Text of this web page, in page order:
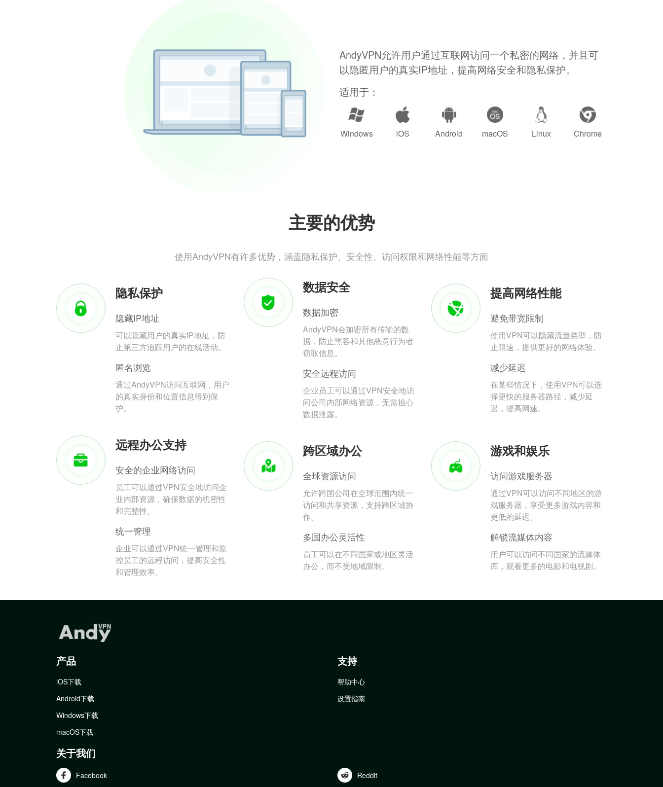
AndyVPN允许用户通过互联网访问一个私密的网络，并且可
以隐匿用户的真实IP地址，提高网络安全和隐私保护。
适用于：
Windows iOS Android macOS Linux Chrome
主要的优势
使用AndyVPN有许多优势，涵盖隐私保护、安全性、访问权限和网络性能等方面
隐私保护
隐藏IP地址
可以隐藏用户的真实IP地址，防
止第三方追踪用户的在线活动。
匿名浏览
通过AndyVPN访问互联网，用户
的真实身份和位置信息得到保
护。
数据安全
数据加密
AndyVPN会加密所有传输的数
据，防止黑客和其他恶意行为者
窃取信息。
安全远程访问
企业员工可以通过VPN安全地访
问公司内部网络资源，无需担心
数据泄露。
提高网络性能
避免带宽限制
使用VPN可以隐藏流量类型，防
止限速，提供更好的网络体验。
减少延迟
在某些情况下，使用VPN可以选
择更快的服务器路径，减少延
迟，提高网速。
远程办公支持
安全的企业网络访问
员工可以通过VPN安全地访问企
业内部资源，确保数据的机密性
和完整性。
统一管理
企业可以通过VPN统一管理和监
控员工的远程访问，提高安全性
和管理效率。
跨区域办公
全球资源访问
允许跨国公司在全球范围内统一
访问和共享资源，支持跨区域协
作。
多国办公灵活性
员工可以在不同国家或地区灵活
办公，而不受地域限制。
游戏和娱乐
访问游戏服务器
通过VPN可以访问不同地区的游
戏服务器，享受更多游戏内容和
更低的延迟。
解锁流媒体内容
用户可以访问不同国家的流媒体
库，观看更多的电影和电视剧。
产品
iOS下载
Android下载
Windows下载
macOS下载
支持
帮助中心
设置指南
关于我们
Facebook Reddit